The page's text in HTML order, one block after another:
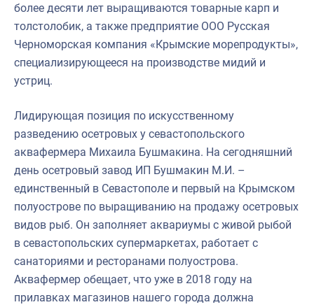
более десяти лет выращиваются товарные карп и
толстолобик, а также предприятие ООО Русская
Черноморская компания «Крымские морепродукты»,
специализирующееся на производстве мидий и
устриц.
Лидирующая позиция по искусственному
разведению осетровых у севастопольского
аквафермера Михаила Бушмакина. На сегодняшний
день осетровый завод ИП Бушмакин М.И. –
единственный в Севастополе и первый на Крымском
полуострове по выращиванию на продажу осетровых
видов рыб. Он заполняет аквариумы с живой рыбой
в севастопольских супермаркетах, работает с
санаториями и ресторанами полуострова.
Аквафермер обещает, что уже в 2018 году на
прилавках магазинов нашего города должна